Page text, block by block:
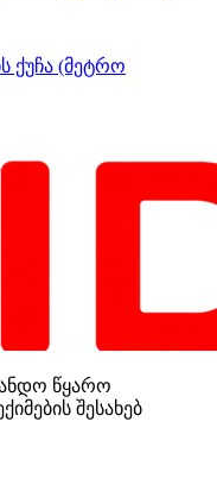
ქუჩა (მეტრო
წყარო
შესახებ